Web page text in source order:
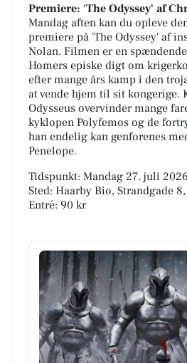
Premiere: 'The Odyssey' af
Mandag aften kan du opleve
premiere på 'The Odyssey' af
Nolan. Filmen er en
Homers episke digt om
efter mange års kamp i den
at vende hjem til sit kongerige.
Odysseus overvinder mange
kyklopen Polyfemos og de
han endelig kan genforenes
Penelope.
Tidspunkt: Mandag 27. juli
Sted: Haarby Bio, Strandgade
Entré: 90 kr